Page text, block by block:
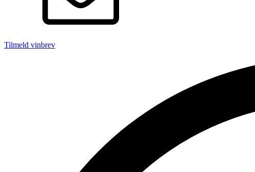
Tilmeld vinbrev